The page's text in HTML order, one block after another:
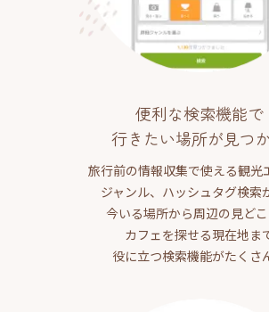
便利な検索機能で
行きたい場所が見つ
旅行前の情報収集で使える観光
ジャンル、ハッシュタグ検索
今いる場所から周辺の見ど
カフェを探せる現在地ま
役に立つ検索機能がたくさ